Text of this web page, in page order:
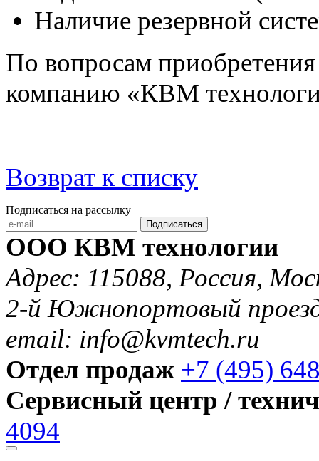
Наличие резервной
По вопросам
компанию «КВМ
Возврат к списку
Подписаться на рассылку
Подписаться
ООО КВМ технологии
Адрес: 115088, Россия,
2-й Южнопортовый
email: info@kvmtech.ru
Отдел продаж +7 (495)
Сервисный центр /
4094